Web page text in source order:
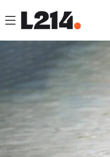
menu